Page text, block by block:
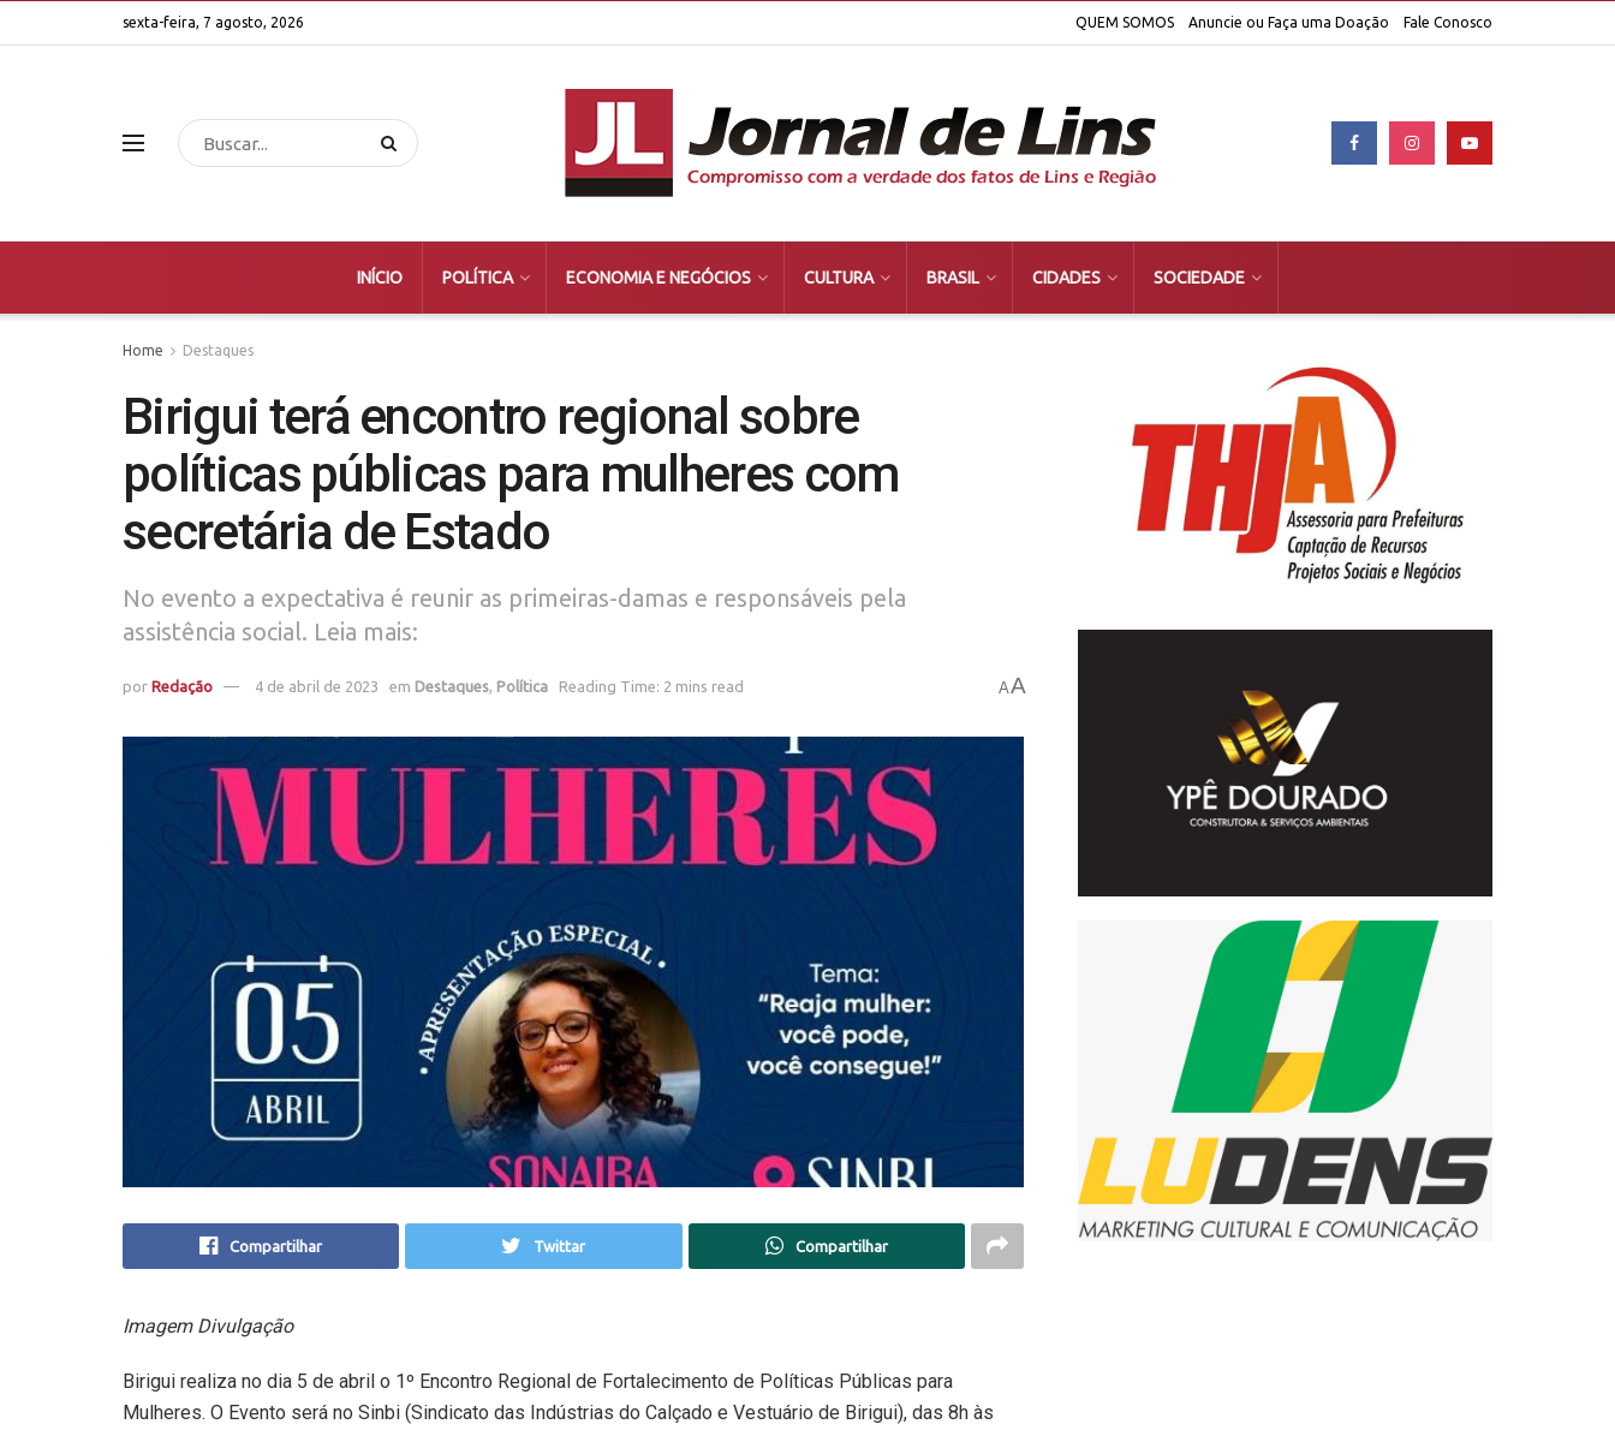
sexta-feira, 7 agosto, 2026 QUEM SOMOS Anuncie ou Faça uma Doação Fale Conosco
INÍCIO POLÍTICA ECONOMIA E NEGÓCIOS CULTURA BRASIL CIDADES SOCIEDADE
Home Destaques
Birigui terá encontro regional sobre
políticas públicas para mulheres com
secretária de Estado
No evento a expectativa é reunir as primeiras-damas e responsáveis pela
assistência social. Leia mais:
por Redação 4 de abril de 2023 em Destaques, Política Reading Time: 2 mins read AA
Compartilhar Twittar Compartilhar
Imagem Divulgação
Birigui realiza no dia 5 de abril o 1º Encontro Regional de Fortalecimento de Políticas Públicas para
Mulheres. O Evento será no Sinbi (Sindicato das Indústrias do Calçado e Vestuário de Birigui), das 8h às